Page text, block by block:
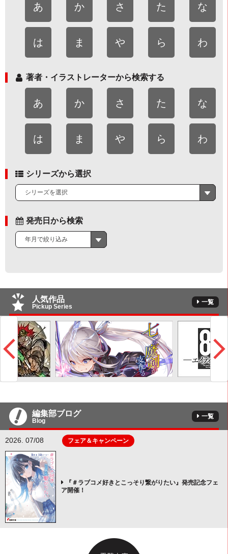
あ か さ た な
は ま や ら わ
著者・イラストレーターから検索する
あ か さ た な
は ま や ら わ
シリーズから選択
シリーズを選択
発売日から検索
年月で絞り込み
人気作品
Pickup Series
一覧
編集部ブログ
Blog
一覧
2026. 07/08 フェア＆キャンペーン
『＃ラブコメ好きとこっそり繋がりたい』発売記念フェ
ア開催！